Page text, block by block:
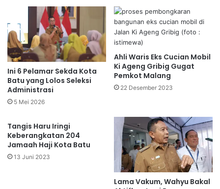
Ini 6 Pelamar Sekda Kota
Batu yang Lolos Seleksi
Administrasi
5 Mei 2026
Ahli Waris Eks Cucian Mobil
Ki Ageng Gribig Gugat
Pemkot Malang
22 Desember 2023
Tangis Haru Iringi
Keberangkatan 204
Jamaah Haji Kota Batu
13 Juni 2023
Lama Vakum, Wahyu Bakal